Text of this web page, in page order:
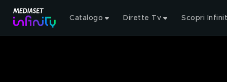
Catalogo Dirette Tv Scopri